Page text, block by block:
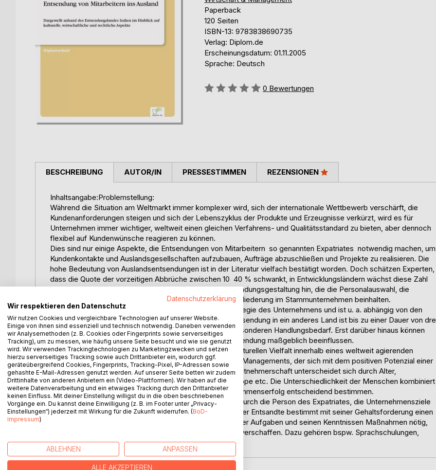
Paperback
120 Seiten
ISBN-13: 9783838690735
Verlag: Diplom.de
Erscheinungsdatum: 01.11.2005
Sprache: Deutsch
Bewertung::
0 Bewertungen
BESCHREIBUNG
Inhaltsangabe:Problemstellung:
Während die Situation am Weltmarkt immer komplexer wird, sich der internationale Wettbewerb verschärft, die
Kundenanforderungen steigen und sich der Lebenszyklus der Produkte und Erzeugnisse verkürzt, wird es für
Unternehmen immer wichtiger, weltweit einen gleichen Verfahrens- und Qualitätsstandard zu bieten, aber dennoch
flexibel auf Kundenwünsche reagieren zu können.
Dies sind nur einige Aspekte, die Entsendungen von Mitarbeitern  so genannten Expatriates  notwendig machen, um
Kundenkontakte und Auslandsgesellschaften aufzubauen, Aufträge abzuschließen und Projekte zu realisieren. Die
hohe Bedeutung von Auslandsentsendungen ist in der Literatur vielfach bestätigt worden. Doch schätzen Experten,
dass die Quote der vorzeitigen Abbrüche zwischen 10  40 % schwankt, in Entwicklungsländern wächst diese Zahl
auf bis zu 70 % an. Dies deutet auf Mängel bei der Entsendungsgestaltung hin, die die Personalauswahl, die
Vorbereitung und Betreuung vor Ort sowie die Wiedereingliederung im Stammunternehmen beinhalten.
Die Gestaltung der Entsendung orientiert sich an der Strategie des Unternehmens und ist u. a. abhängig von den
Unternehmenszielen und der Marktpositionierung. Die Entsendung in ein anderes Land ist bis zu einer Dauer von
Monaten i. d. R. unproblematisch und erfordert keinen besonderen Handlungsbedarf. Erst darüber hinaus können
tiefgreifende Probleme auftreten, die den Erfolg der Entsendung maßgeblich beeinflussen.
Eines der Hauptproblemfelder beschäftigt sich mit der kulturellen Vielfalt innerhalb eines weltweit agierenden
Unternehmens. Darum entstand der Begriff des Diversity Managements, der sich mit dem positiven Potenzial einer
multikulturellen Belegschaft auseinandersetzt. Diese Arbeitnehmerschaft unterscheidet sich durch Alter,
Geschlecht, Nationalität, Religion, Hautfarbe, Bildungsgruppe etc. Die Unterschiedlichkeit der Menschen kombiniert
mit ihren verschiedenen Potenzialen, können den Unternehmenserfolg entscheidend bestimmen.
Die Kosten einer Auslandsentsendung werden vorrangig durch die Person des Expatriates, die Unternehmensziele
und die Umweltbedingungen des Gastlandes bestimmt. Der Entsandte bestimmt mit seiner Gehaltsforderung einen
Großteil der Kosten. Weiterhin werden entsprechend seiner Aufgaben und seinen Kenntnissen Maßnahmen nötig,
um ihm das notwendige Know-how für seinen Einsatz zu verschaffen. Dazu gehören bspw. Sprachschulungen,
interkulturelle Trainings als auch die […]
AUTOR/IN PRESSESTIMMEN REZENSIONEN
Datenschutzerklärung
Wir respektieren den Datenschutz
Wir nutzen Cookies und vergleichbare Technologien auf unserer Website.
Einige von ihnen sind essenziell und technisch notwendig. Daneben verwenden
wir Analysemethoden (z. B. Cookies oder Fingerprints sowie serverseitiges
Tracking), um zu messen, wie häufig unsere Seite besucht und wie sie genutzt
wird. Wir verwenden Trackingtechnologien zu Marketingzwecken und setzen
hierzu serverseitiges Tracking sowie auch Drittanbieter ein, wodurch ggf.
geräteübergreifend Cookies, Fingerprints, Tracking-Pixel, IP-Adressen sowie
gehashte E-Mail-Adressen genutzt werden. Auf unserer Seite betten wir zudem
Drittinhalte von anderen Anbietern ein (Video-Plattformen). Wir haben auf die
weitere Datenverarbeitung und ein etwaiges Tracking durch den Drittanbieter
keinen Einfluss. Mit deiner Einstellung willigst du in die oben beschriebenen
Vorgänge ein. Du kannst deine Einwilligung (z. B. im Footer unter „Privacy-
Einstellungen“) jederzeit mit Wirkung für die Zukunft widerrufen. (BoD-
Impressum)
ABLEHNEN ANPASSEN
ALLE AKZEPTIEREN